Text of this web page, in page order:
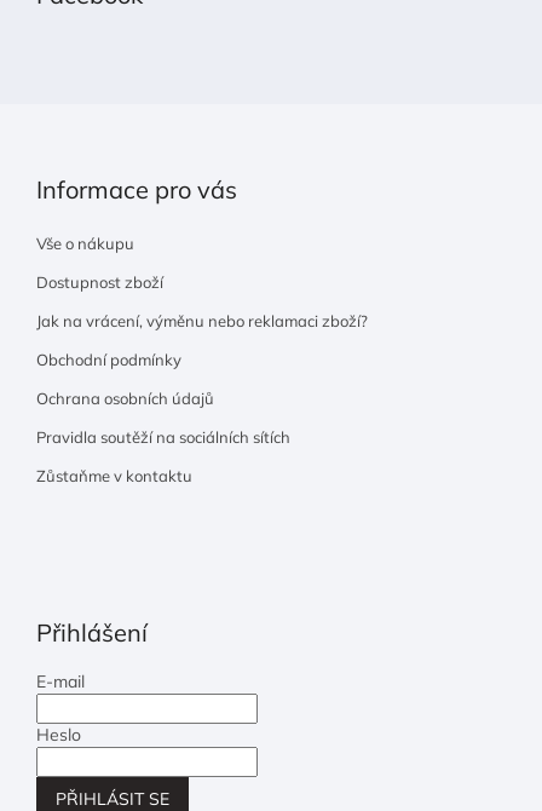
Informace pro vás
Vše o nákupu
Dostupnost zboží
Jak na vrácení, výměnu nebo reklamaci zboží?
Obchodní podmínky
Ochrana osobních údajů
Pravidla soutěží na sociálních sítích
Zůstaňme v kontaktu
Přihlášení
E-mail
Heslo
PŘIHLÁSIT SE